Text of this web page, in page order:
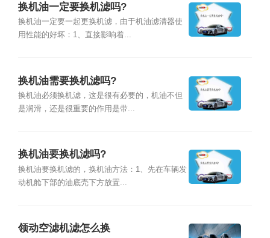
换机油一定要换机滤吗?
换机油一定要一起更换机滤，由于机油滤清器使
用性能的好坏：1、直接影响着...
换机油需要换机滤吗?
换机油必须换机滤，这是很有必要的，机油不但
是润滑，还是很重要的作用是带...
换机油要换机滤吗?
换机油要换机滤的，换机油方法：1、先在车辆发
动机舱下部的油底壳下方放置...
领动空滤机滤怎么换